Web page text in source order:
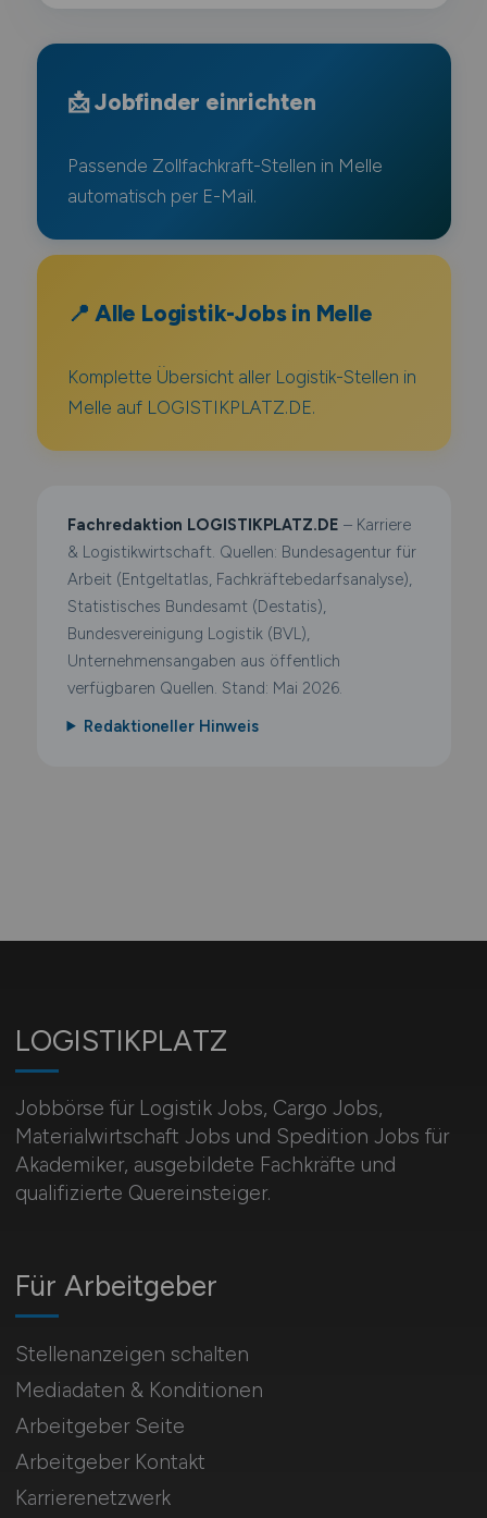
📩 Jobfinder einrichten
Passende Zollfachkraft-Stellen in Melle
automatisch per E-Mail.
📍 Alle Logistik-Jobs in Melle
Komplette Übersicht aller Logistik-Stellen in
Melle auf LOGISTIKPLATZ.DE.
Fachredaktion LOGISTIKPLATZ.DE – Karriere
& Logistikwirtschaft. Quellen: Bundesagentur für
Arbeit (Entgeltatlas, Fachkräftebedarfsanalyse),
Statistisches Bundesamt (Destatis),
Bundesvereinigung Logistik (BVL),
Unternehmensangaben aus öffentlich
verfügbaren Quellen. Stand: Mai 2026.
Redaktioneller Hinweis
LOGISTIKPLATZ
Jobbörse für Logistik Jobs, Cargo Jobs,
Materialwirtschaft Jobs und Spedition Jobs für
Akademiker, ausgebildete Fachkräfte und
qualifizierte Quereinsteiger.
Für Arbeitgeber
Stellenanzeigen schalten
Mediadaten & Konditionen
Arbeitgeber Seite
Arbeitgeber Kontakt
Karrierenetzwerk